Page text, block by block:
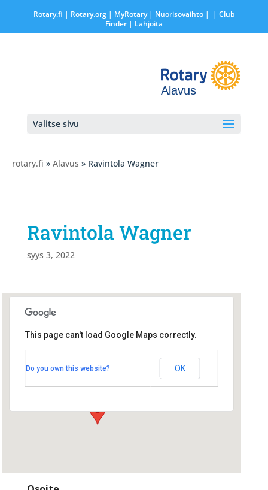
Rotary.fi | Rotary.org| MyRotary | Nuorisovaihto|
| Club
Finder| Lahjoita
Alavus
Valitse sivu
rotary.fi » Alavus » Ravintola Wagner
Ravintola Wagner
syys 3, 2022
Asematie 6 - Alavus
This page can't load Google Maps correctly.
Do you own this website? OK